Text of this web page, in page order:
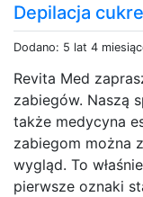
Depilacja
Dodano: 5 lat 4
Revita Med
zabiegów. Naszą
także medycyna
zabiegom można
wygląd. To
pierwsze oznaki